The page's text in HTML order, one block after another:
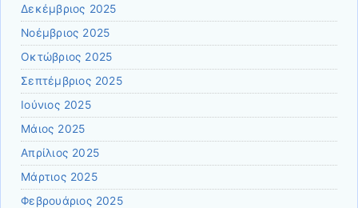
Δεκέμβριος 2025
Νοέμβριος 2025
Οκτώβριος 2025
Σεπτέμβριος 2025
Ιούνιος 2025
Μάιος 2025
Απρίλιος 2025
Μάρτιος 2025
Φεβρουάριος 2025